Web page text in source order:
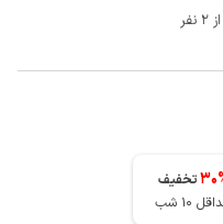
30تخفیف
10 شب